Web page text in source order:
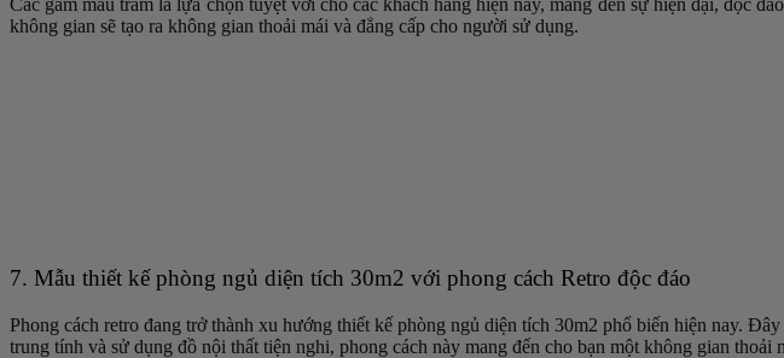
Các gam màu trầm là lựa chọn tuyệt vời cho các khách hàng hiện nay, mang đến sự hiện đại, độc
không gian sẽ tạo ra không gian thoải mái và đẳng cấp cho người sử dụng.
7. Mẫu thiết kế phòng ngủ diện tích 30m2 với phong cách Retro độc đáo
Phong cách retro đang trở thành xu hướng thiết kế phòng ngủ diện tích 30m2 phổ biến hiện nay.
trung tính và sử dụng đồ nội thất tiện nghi, phong cách này mang đến cho bạn một không gian thoải